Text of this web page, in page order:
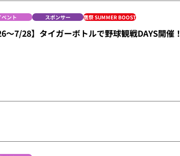
ベント スポンサー 鷹祭 SUMMER BOOST
～7/28】タイガーボトルで野球観戦DAYS開催！